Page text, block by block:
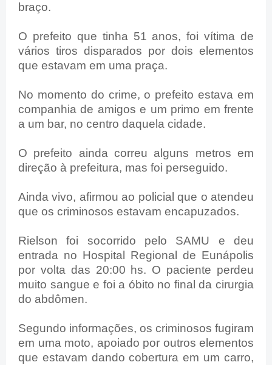
braço.
O prefeito que tinha 51 anos, foi vítima de
vários tiros disparados por dois elementos
que estavam em uma praça.
No momento do crime, o prefeito estava em
companhia de amigos e um primo em frente
a um bar, no centro daquela cidade.
O prefeito ainda correu alguns metros em
direção à prefeitura, mas foi perseguido.
Ainda vivo, afirmou ao policial que o atendeu
que os criminosos estavam encapuzados.
Rielson foi socorrido pelo SAMU e deu
entrada no Hospital Regional de Eunápolis
por volta das 20:00 hs. O paciente perdeu
muito sangue e foi a óbito no final da cirurgia
do abdômen.
Segundo informações, os criminosos fugiram
em uma moto, apoiado por outros elementos
que estavam dando cobertura em um carro,